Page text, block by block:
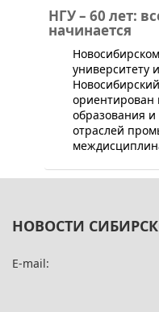
НГУ – 60 лет:
начинается
университету
ориентирован
образования и
отраслей
НОВОСТИ
E-mail: